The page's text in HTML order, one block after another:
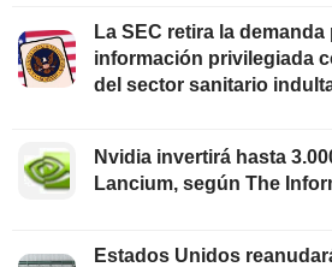
La SEC retira la
información privilegiada
del sector sanitario
Nvidia invertirá hasta
Lancium, según The
Estados Unidos